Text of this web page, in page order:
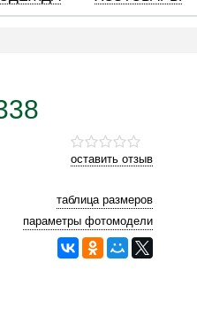
оставить отзыв
таблица размеров
параметры фотомодели